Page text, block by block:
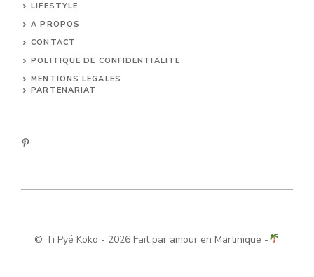
LIFESTYLE
A PROPOS
CONTACT
POLITIQUE DE CONFIDENTIALITE
MENTIONS LEGALES
PARTENARIAT
© Ti Pyé Koko - 2026 Fait par amour en Martinique -